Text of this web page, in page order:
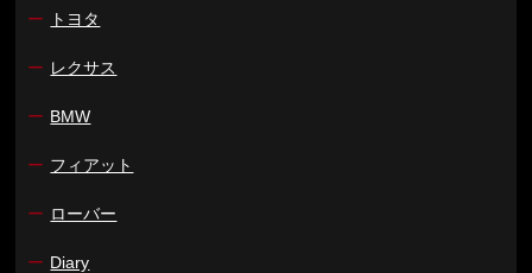
ー トヨタ
ー レクサス
ー BMW
ー フィアット
ー ローバー
ー Diary